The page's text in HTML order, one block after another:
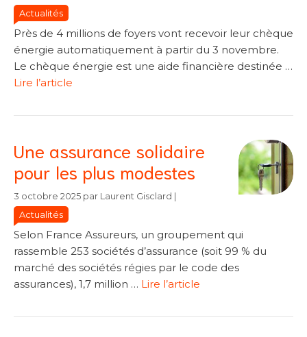
Actualités
Près de 4 millions de foyers vont recevoir leur chèque
énergie automatiquement à partir du 3 novembre.
Le chèque énergie est une aide financière destinée …
Lire l’article
Une assurance solidaire
pour les plus modestes
3 octobre 2025 par Laurent Gisclard
Actualités
Selon France Assureurs, un groupement qui
rassemble 253 sociétés d’assurance (soit 99 % du
marché des sociétés régies par le code des
assurances), 1,7 million … Lire l’article